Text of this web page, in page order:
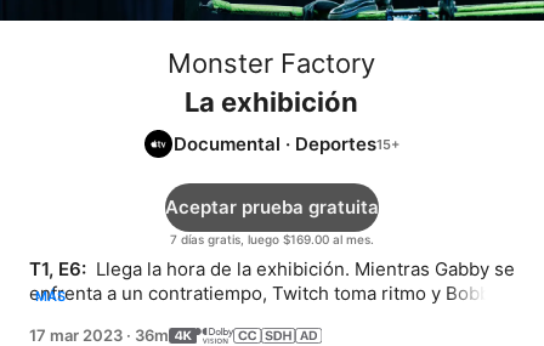
Monster Factory
La exhibición
Documental · Deportes
7 días gratis, luego $169.00 al mes.
Aceptar prueba gratuita
T1, E6: Llega la hora de la exhibición. Mientras Gabby se
enfrenta a un contratiempo, Twitch toma ritmo y Bobby
MÁS
17 mar 2023 · 36m